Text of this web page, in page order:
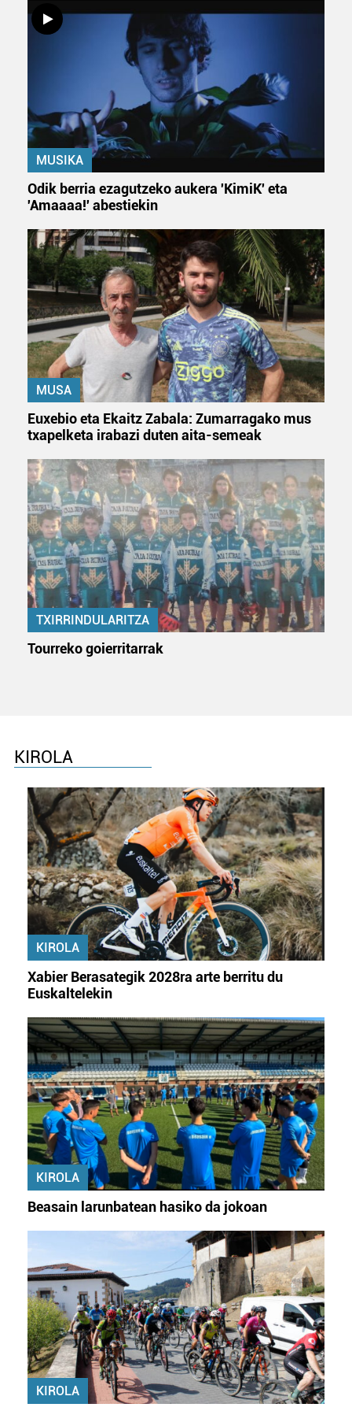
MUSIKA
Odik berria ezagutzeko aukera 'KimiK' eta
'Amaaaa!' abestiekin
MUSA
Euxebio eta Ekaitz Zabala: Zumarragako mus
txapelketa irabazi duten aita-semeak
TXIRRINDULARITZA
Tourreko goierritarrak
KIROLA
KIROLA
Xabier Berasategik 2028ra arte berritu du
Euskaltelekin
KIROLA
Beasain larunbatean hasiko da jokoan
KIROLA